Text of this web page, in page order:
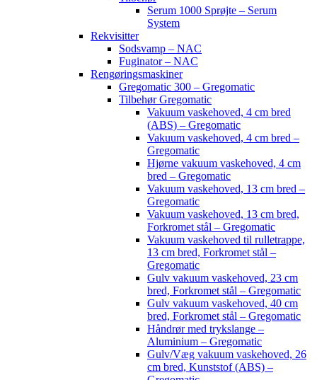
Serum 1000 Sprøjte – Serum
System
Rekvisitter
Sodsvamp – NAC
Fuginator – NAC
Rengøringsmaskiner
Gregomatic 300 – Gregomatic
Tilbehør Gregomatic
Vakuum vaskehoved, 4 cm bred
(ABS) – Gregomatic
Vakuum vaskehoved, 4 cm bred –
Gregomatic
Hjørne vakuum vaskehoved, 4 cm
bred – Gregomatic
Vakuum vaskehoved, 13 cm bred –
Gregomatic
Vakuum vaskehoved, 13 cm bred,
Forkromet stål – Gregomatic
Vakuum vaskehoved til rulletrappe,
13 cm bred, Forkromet stål –
Gregomatic
Gulv vakuum vaskehoved, 23 cm
bred, Forkromet stål – Gregomatic
Gulv vakuum vaskehoved, 40 cm
bred, Forkromet stål – Gregomatic
Håndrør med trykslange –
Aluminium – Gregomatic
Gulv/Væg vakuum vaskehoved, 26
cm bred, Kunststof (ABS) –